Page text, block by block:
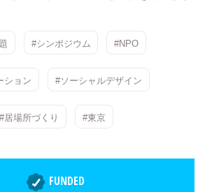
#シンポジウム #NPO
ション #ソーシャルデザイン
#居場所づくり #東京
FUNDED